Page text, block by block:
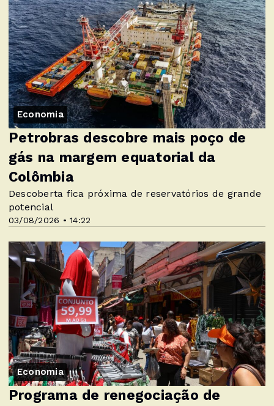
Economia
03/08/2026 • 14:22
Petrobras descobre mais poço de
gás na margem equatorial da
Colômbia
Descoberta fica próxima de reservatórios de grande
potencial
Economia
Programa de renegociação de